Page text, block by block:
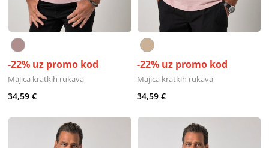
-22% uz promo kod
Majica kratkih rukava
34,59 €
-22% uz promo kod
Majica kratkih rukava
34,59 €